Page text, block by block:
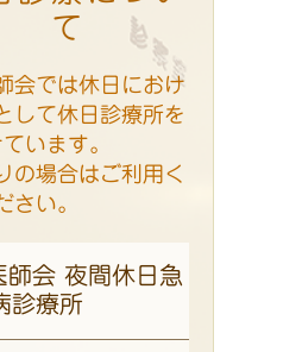
て
会では休日におけ
して休日診療所を
います。
の場合はご利用く
さい。
師会 夜間休日急
診療所